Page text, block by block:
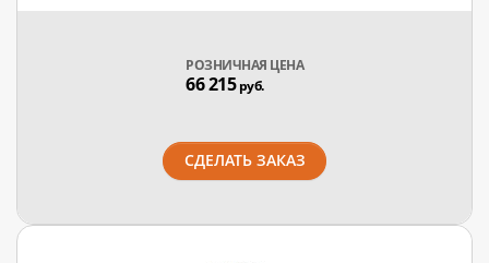
РОЗНИЧНАЯ ЦЕНА
66 215руб.
СДЕЛАТЬ ЗАКАЗ